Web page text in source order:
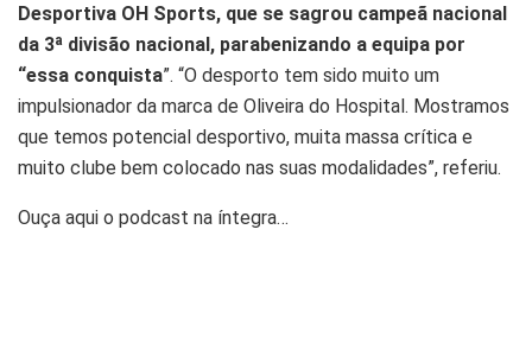
Desportiva OH Sports, que se sagrou campeã nacional
da 3ª divisão nacional, parabenizando a equipa por
“essa conquista”. “O desporto tem sido muito um
impulsionador da marca de Oliveira do Hospital. Mostramos
que temos potencial desportivo, muita massa crítica e
muito clube bem colocado nas suas modalidades”, referiu.
Ouça aqui o podcast na íntegra…